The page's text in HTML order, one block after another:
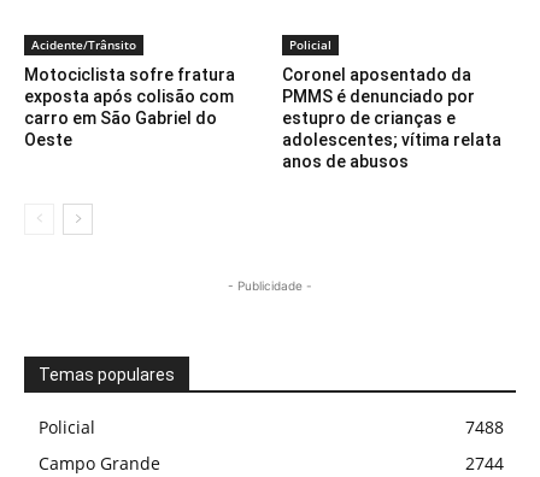
Acidente/Trânsito
Motociclista sofre fratura
exposta após colisão com
carro em São Gabriel do
Oeste
Policial
Coronel aposentado da
PMMS é denunciado por
estupro de crianças e
adolescentes; vítima relata
anos de abusos
- Publicidade -
Temas populares
Policial
7488
Campo Grande
2744